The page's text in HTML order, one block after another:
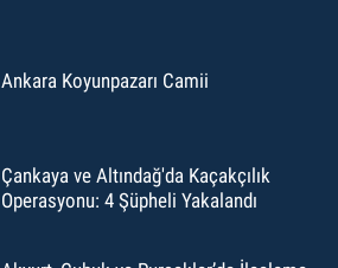
Ankara Koyunpazarı Camii
Çankaya ve Altındağ'da Kaçakçılık
Operasyonu: 4 Şüpheli Yakalandı